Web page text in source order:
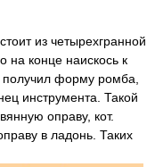
из четырехгранной
на конце наискось к
получил форму ромба,
инструмента. Такой
оправу, кот.
в ладонь. Таких